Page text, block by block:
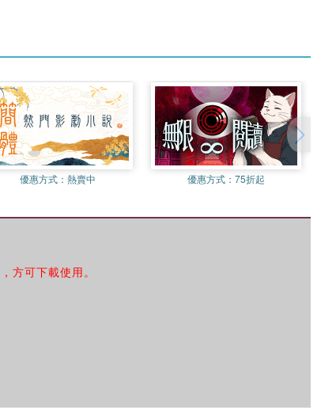
優惠方式： 熱賣中 優惠方式：75折起
方可下載使用。